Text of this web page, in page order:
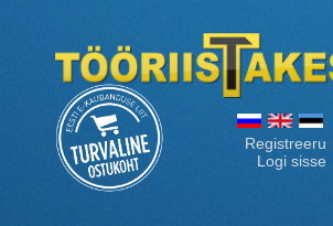
Registreeru
Logi sisse